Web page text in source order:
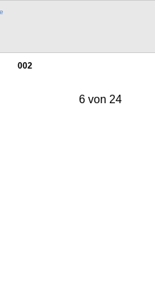
002
6 von 24